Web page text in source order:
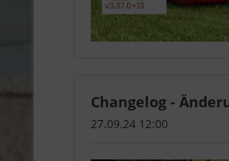
Changelog -
27.09.24 12:00